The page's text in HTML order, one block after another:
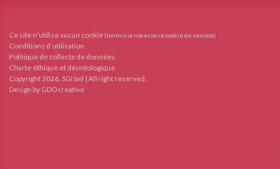
Ce site n'utilise aucun cookie (hormis le nécessaire cookie de session)
Conditions d’utilisation
Politique de collecte de données
Charte éthique et déontologique
Copyright 2026, SGI bel | All right reserved.
Design by GDOcreative